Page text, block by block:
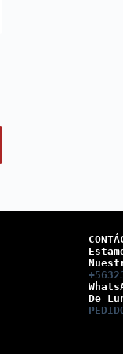
De